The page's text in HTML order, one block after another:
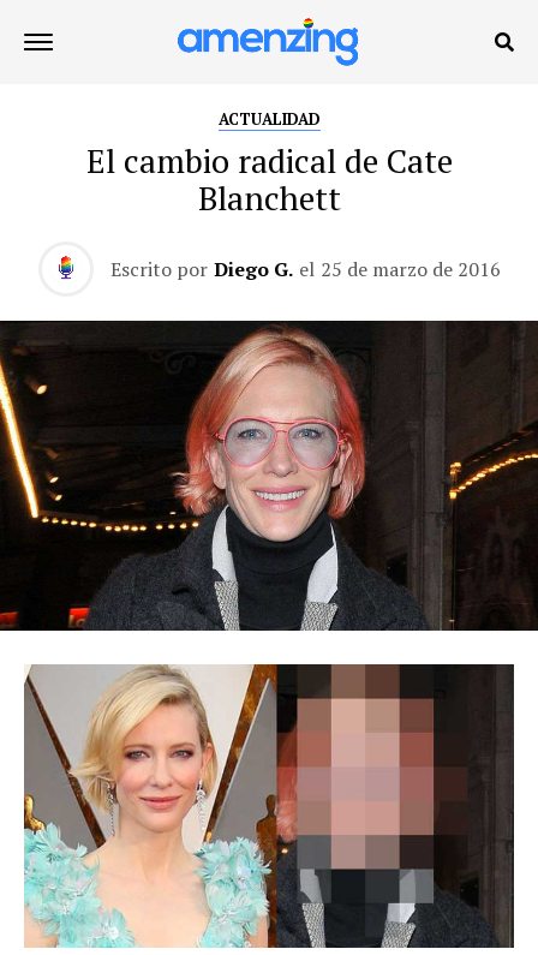
ACTUALIDAD
El cambio radical de Cate
Blanchett
Escrito por Diego G. el 25 de marzo de 2016